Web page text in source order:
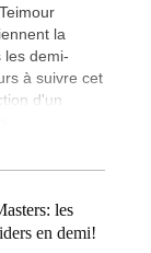
la
les demi-
à suivre cet
d'un
les
en demi!